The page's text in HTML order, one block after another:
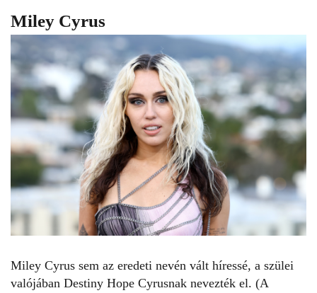
Miley Cyrus
Miley Cyrus sem az eredeti nevén vált híressé, a szülei
valójában Destiny Hope Cyrusnak nevezték el. (A